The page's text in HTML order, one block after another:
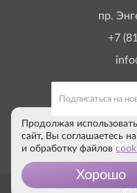
пр.
+7
Продолжая
сайт, Вы соглашаетесь
и обработку файлов
Хорошо